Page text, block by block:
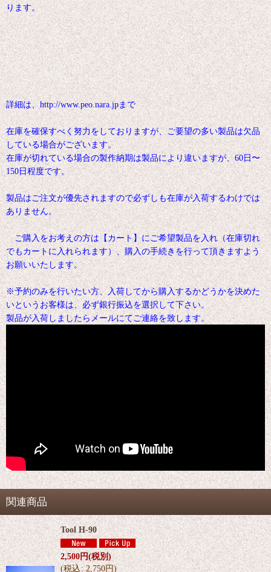
ります。
詳細は、http://www.peo.nara.jpまで
在庫を確保すべく努力をしておりますが、ご要望の多い製品は欠品
している場合がございます。
在庫が切れている場合の製作納期は製品により違いますが、60日〜
150日程度です。
製品はご注文が優先されますので必ずしも在庫が入荷するわけでは
ありません。
ご購入をお考えの方は【カート】にご希望製品を入れ（在庫切れ
でもカートに入れられます）、購入の手続きを行って頂きますよう
お願いいたします。
※予約のみを行いたい方、入荷してから購入するかどうかを決めた
いというお客様は、必ず銀行振込を選択して下さい。
製品が入荷しましたらメールにてご連絡を致します。
関連商品
Tool H-90
2,500円(税別)
(税込: 2,750円)